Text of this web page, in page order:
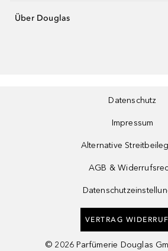
Über Douglas
Datenschutz
Impressum
Alternative
AGB &
VERTRAG
© 2026 Parfümerie Douglas